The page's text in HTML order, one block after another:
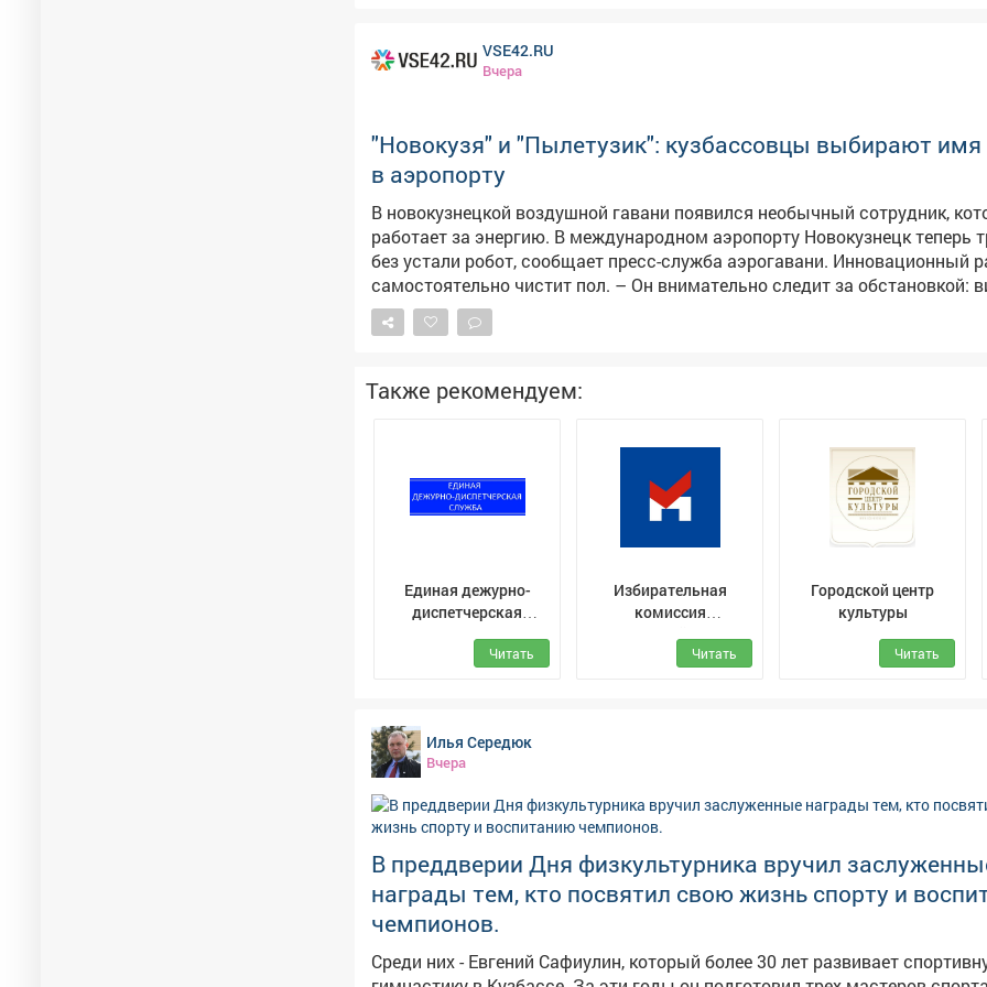
VSE42.RU
Вчера
"Новокузя" и "Пылетузик": кузбассовцы выбирают имя
в аэропорту
В новокузнецкой воздушной гавани появился необычный сотрудник,
работает за энергию. В международном аэропорту Новокузнецк теперь трудится
без устали робот, сообщает пресс-служба аэрогавани. Инновационный
самостоятельно чистит пол. – Он внимательно следит за обстановкой: видит
пассажиров и препятствия, аккуратно объезжает, а если путь занят,
подождёт. Перед началом уборки обязательно предупредит пассажиров,
имя для роботизированного трудяги: варианты принимаются до 10
паблике аэропорта. Пользователи соцсетей уже породили десятки идей. Среди них
аэропорта Новокузнецк), "Робби" и другие.
Также рекомендуем:
Единая дежурно-
диспетчерская
служба (ЕДДС) г.
МыскиЧитать
Избирательная
комиссия
Кемеровской области
- КузбассаЧитать
Городской центр
культуры
Читать
Илья Середюк
Вчера
В преддверии Дня физкультурника вручил
награды тем, кто посвятил свою жизнь спорту и
чемпионов.
Среди них - Евгений Сафиулин, который более 30 лет развивает